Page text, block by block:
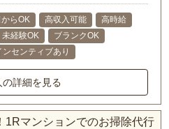
らOK 高収入可能
高時給
未経験OK
ブランクOK
ンセンティブあり
の詳細を見る
1Rマンションでのお掃除代行